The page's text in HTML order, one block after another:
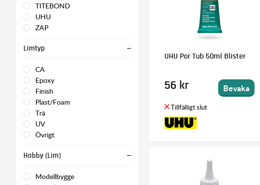
TITEBOND
UHU
ZAP
Limtyp
CA
Epoxy
Finish
Plast/Foam
Trä
UV
Övrigt
Hobby (Lim)
Modellbygge
UHU Por Tub 50ml Blister
56 kr Bevaka